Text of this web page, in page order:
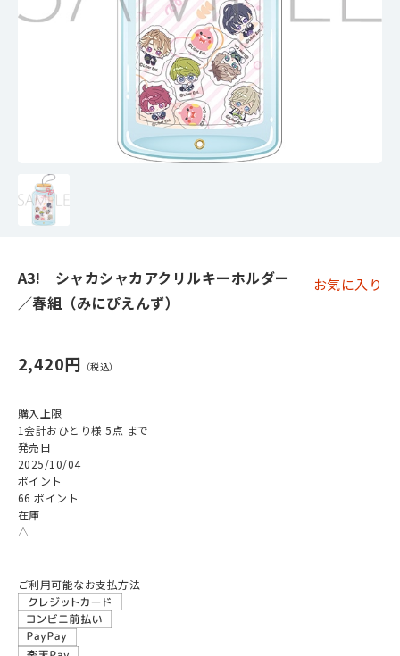
A3! シャカシャカアクリルキーホルダー
／春組（みにぴえんず）
お気に入り
2,420円
購入上限
1会計おひとり様 5点 まで
発売日
2025/10/04
ポイント
66 ポイント
在庫
△
ご利用可能なお支払方法